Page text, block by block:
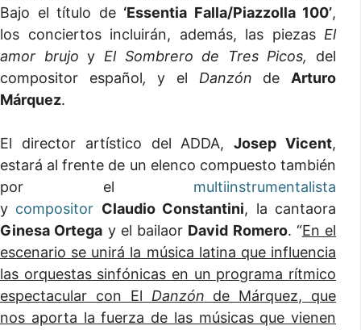
Bajo el título de ‘Essentia Falla/Piazzolla 100’,
los conciertos incluirán, además, las piezas El
amor brujo y El Sombrero de Tres Picos, del
compositor español, y el Danzón de Arturo
Márquez.
El director artístico del ADDA,Josep Vicent,
estará al frente de un elenco compuesto también
por el multiinstrumentalista
y compositor Claudio Constantini, la cantaora
Ginesa Ortega y el bailaor David Romero. “En el
escenario se unirá la música latina que influencia
las orquestas sinfónicas en un programa rítmico
espectacular con El Danzón de Márquez, que
nos aporta la fuerza de las músicas que vienen